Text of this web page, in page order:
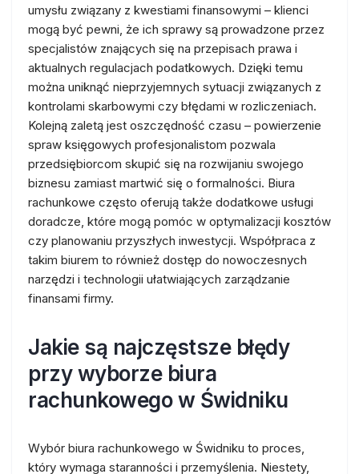
umysłu związany z kwestiami finansowymi – klienci
mogą być pewni, że ich sprawy są prowadzone przez
specjalistów znających się na przepisach prawa i
aktualnych regulacjach podatkowych. Dzięki temu
można uniknąć nieprzyjemnych sytuacji związanych z
kontrolami skarbowymi czy błędami w rozliczeniach.
Kolejną zaletą jest oszczędność czasu – powierzenie
spraw księgowych profesjonalistom pozwala
przedsiębiorcom skupić się na rozwijaniu swojego
biznesu zamiast martwić się o formalności. Biura
rachunkowe często oferują także dodatkowe usługi
doradcze, które mogą pomóc w optymalizacji kosztów
czy planowaniu przyszłych inwestycji. Współpraca z
takim biurem to również dostęp do nowoczesnych
narzędzi i technologii ułatwiających zarządzanie
finansami firmy.
Jakie są najczęstsze błędy
przy wyborze biura
rachunkowego w Świdniku
Wybór biura rachunkowego w Świdniku to proces,
który wymaga staranności i przemyślenia. Niestety,